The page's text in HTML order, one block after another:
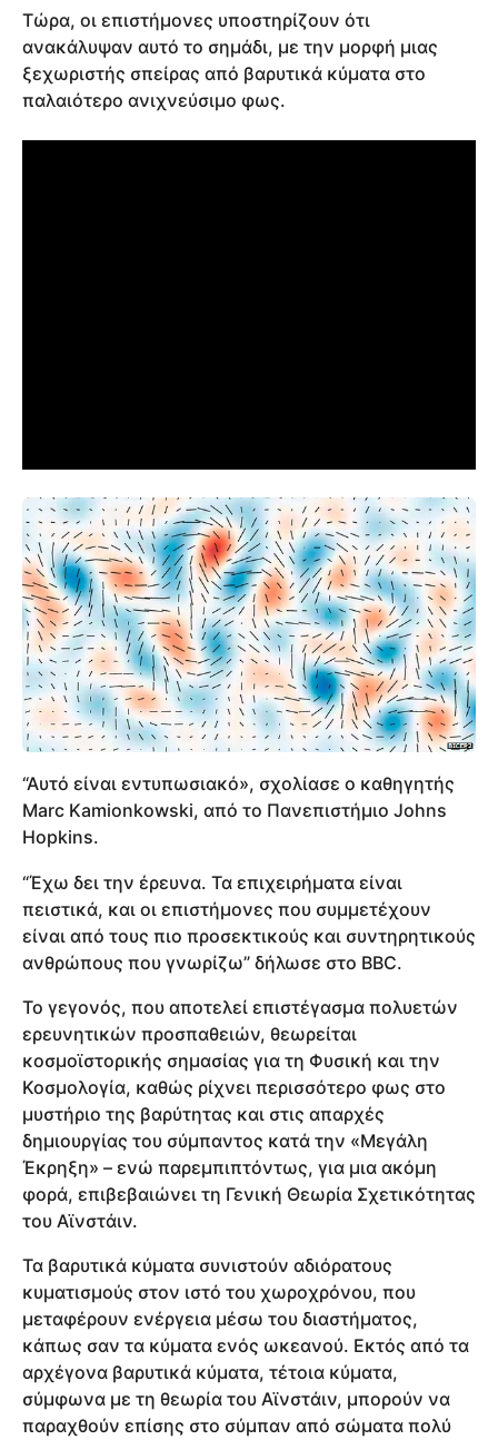
Tώρα, οι επιστήμονες υποστηρίζουν ότι
ανακάλυψαν αυτό το σημάδι, με την μορφή μιας
ξεχωριστής σπείρας από βαρυτικά κύματα στο
παλαιότερο ανιχνεύσιμο φως.
“Αυτό είναι εντυπωσιακό», σχολίασε ο καθηγητής
Marc Kamionkowski, από το Πανεπιστήμιο Johns
Hopkins.
“Έχω δει την έρευνα. Τα επιχειρήματα είναι
πειστικά, και οι επιστήμονες που συμμετέχουν
είναι από τους πιο προσεκτικούς και συντηρητικούς
ανθρώπους που γνωρίζω” δήλωσε στο BBC.
Το γεγονός, που αποτελεί επιστέγασμα πολυετών
ερευνητικών προσπαθειών, θεωρείται
κοσμοϊστορικής σημασίας για τη Φυσική και την
Κοσμολογία, καθώς ρίχνει περισσότερο φως στο
μυστήριο της βαρύτητας και στις απαρχές
δημιουργίας του σύμπαντος κατά την «Μεγάλη
Έκρηξη» – ενώ παρεμπιπτόντως, για μια ακόμη
φορά, επιβεβαιώνει τη Γενική Θεωρία Σχετικότητας
του Αϊνστάιν.
Τα βαρυτικά κύματα συνιστούν αδιόρατους
κυματισμούς στον ιστό του χωροχρόνου, που
μεταφέρουν ενέργεια μέσω του διαστήματος,
κάπως σαν τα κύματα ενός ωκεανού. Εκτός από τα
αρχέγονα βαρυτικά κύματα, τέτοια κύματα,
σύμφωνα με τη θεωρία του Αϊνστάιν, μπορούν να
παραχθούν επίσης στο σύμπαν από σώματα πολύ